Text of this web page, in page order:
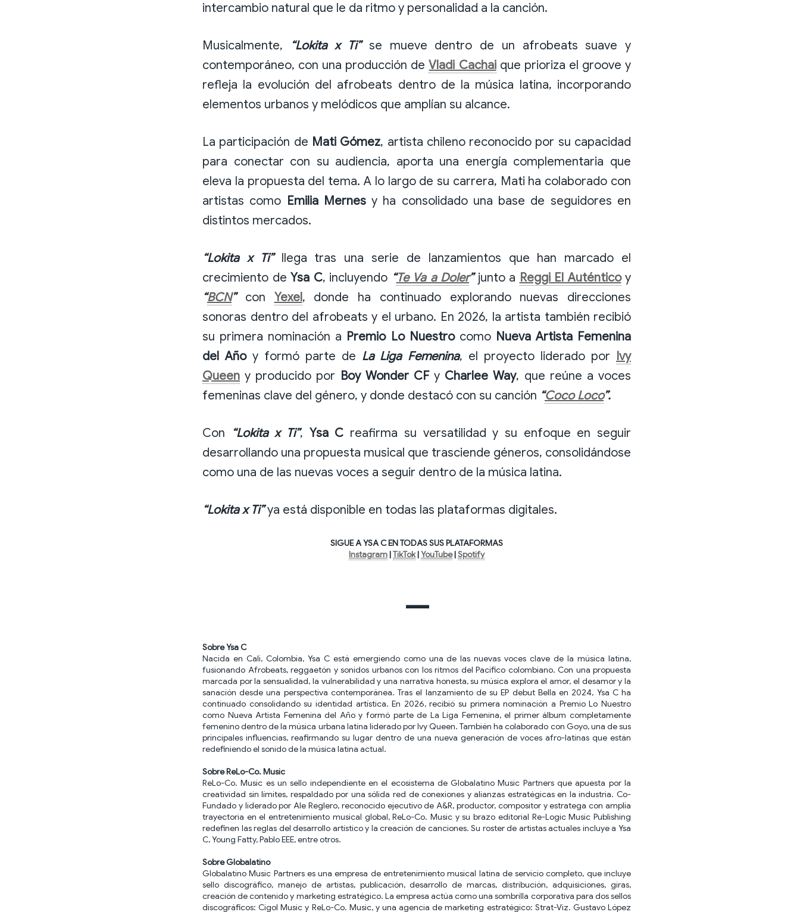
intercambio natural que le da ritmo y personalidad a la canción.
Musicalmente, “Lokita x Ti”se mueve dentro de un afrobeats suave y
contemporáneo, con una producción deVladi Cachaique prioriza el groove y
refleja la evolución del afrobeats dentro de la música latina, incorporando
elementos urbanos y melódicos que amplían su alcance.
La participación de Mati Gómez, artista chileno reconocido por su capacidad
para conectar con su audiencia, aporta una energía complementaria que
eleva la propuesta del tema. A lo largo de su carrera, Mati ha colaborado con
artistas como Emilia Mernesy ha consolidado una base de seguidores en
distintos mercados.
“Lokita x Ti”llega tras una serie de lanzamientos que han marcado el
crecimiento de Ysa C, incluyendo “Te Va a Doler”junto a Reggi El Auténticoy
“BCN”con Yexel, donde ha continuado explorando nuevas direcciones
sonoras dentro del afrobeats y el urbano. En 2026, la artista también recibió
su primera nominación a Premio Lo Nuestrocomo Nueva Artista Femenina
del Añoy formó parte de La Liga Femenina, el proyecto liderado por Ivy
Queen y producido por Boy Wonder CFy Charlee Way, que reúne a voces
femeninas clave del género, y donde destacó con su canción “Coco Loco”.
Con “Lokita x Ti”, Ysa C reafirma su versatilidad y su enfoque en seguir
desarrollando una propuesta musical que trasciende géneros, consolidándose
como una de las nuevas voces a seguir dentro de la música latina.
“Lokita x Ti”ya está disponible en todas las plataformas digitales.
SIGUE A YSA C EN TODAS SUS PLATAFORMAS
Instagram|TikTok|YouTube|Spotify
—
Sobre Ysa C
Nacida en Cali, Colombia, Ysa C está emergiendo como una de las nuevas voces clave de la música latina,
fusionando Afrobeats, reggaetón y sonidos urbanos con los ritmos del Pacífico colombiano. Con una propuesta
marcada por la sensualidad, la vulnerabilidad y una narrativa honesta, su música explora el amor, el desamor y la
sanación desde una perspectiva contemporánea. Tras el lanzamiento de su EP debut Bella en 2024, Ysa C ha
continuado consolidando su identidad artística. En 2026, recibió su primera nominación a Premio Lo Nuestro
como Nueva Artista Femenina del Año y formó parte de La Liga Femenina, el primer álbum completamente
femenino dentro de la música urbana latina liderado por Ivy Queen. También ha colaborado con Goyo, una de sus
principales influencias, reafirmando su lugar dentro de una nueva generación de voces afro-latinas que están
redefiniendo el sonido de la música latina actual.
Sobre ReLo-Co. Music
ReLo-Co. Music es un sello independiente en el ecosistema de Globalatino Music Partners que apuesta por la
creatividad sin límites, respaldado por una sólida red de conexiones y alianzas estratégicas en la industria. Co-
Fundado y liderado por Ale Reglero, reconocido ejecutivo de A&R, productor, compositor y estratega con amplia
trayectoria en el entretenimiento musical global, ReLo-Co. Music y su brazo editorial Re-Logic Music Publishing
redefinen las reglas del desarrollo artístico y la creación de canciones. Su roster de artistas actuales incluye a Ysa
C, Young Fatty, Pablo EEE, entre otros.
Sobre Globalatino
Globalatino Music Partners es una empresa de entretenimiento musical latina de servicio completo, que incluye
sello discográfico, manejo de artistas, publicación, desarrollo de marcas, distribución, adquisiciones, giras,
creación de contenido y marketing estratégico. La empresa actúa como una sombrilla corporativa para dos sellos
discográficos: Cigol Music y ReLo-Co. Music, y una agencia de marketing estratégico: Strat-Viz. Gustavo López